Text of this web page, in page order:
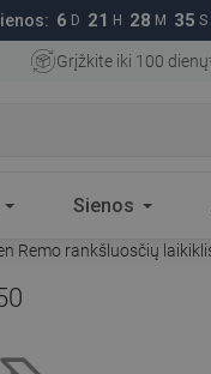
6 D 21 H 28 M 34 S
Grįžkite iki 100
Sienos
Remo rankšluosčių